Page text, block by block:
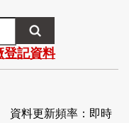
登記資料
資料更新頻率：即時